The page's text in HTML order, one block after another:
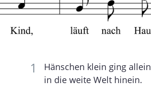
Hänschen klein ging allein
in die weite Welt hinein.